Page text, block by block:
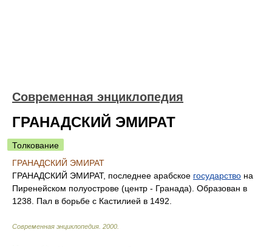
Современная энциклопедия
ГРАНАДСКИЙ ЭМИРАТ
Толкование
ГРАНАДСКИЙ ЭМИРАТ
ГРАНАДСКИЙ ЭМИРАТ, последнее арабское государство на
Пиренейском полуострове (центр - Гранада). Образован в
1238. Пал в борьбе с Кастилией в 1492.
Современная энциклопедия 2000